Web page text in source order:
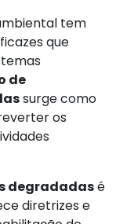
tem
que
de
surge como
os
degradadasé
diretrizes e